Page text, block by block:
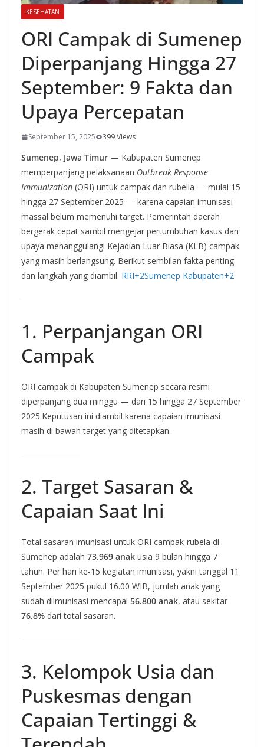
KESEHATAN
ORI Campak di Sumenep
Diperpanjang Hingga 27
September: 9 Fakta dan
Upaya Percepatan
September 15, 2025 399 Views
Sumenep, Jawa Timur — Kabupaten Sumenep
memperpanjang pelaksanaan Outbreak Response
Immunization (ORI) untuk campak dan rubella — mulai 15
hingga 27 September 2025 — karena capaian imunisasi
massal belum memenuhi target. Pemerintah daerah
bergerak cepat sambil mengejar pertumbuhan kasus dan
upaya menanggulangi Kejadian Luar Biasa (KLB) campak
yang masih berlangsung. Berikut sembilan fakta penting
dan langkah yang diambil. RRI+2Sumenep Kabupaten+2
1. Perpanjangan ORI
Campak
ORI campak di Kabupaten Sumenep secara resmi
diperpanjang dua minggu — dari 15 hingga 27 September
2025.Keputusan ini diambil karena capaian imunisasi
masih di bawah target yang ditetapkan.
2. Target Sasaran &
Capaian Saat Ini
Total sasaran imunisasi untuk ORI campak-rubela di
Sumenep adalah 73.969 anak usia 9 bulan hingga 7
tahun. Per hari ke-15 kegiatan imunisasi, yakni tanggal 11
September 2025 pukul 16.00 WIB, jumlah anak yang
sudah diimunisasi mencapai 56.800 anak, atau sekitar
76,8% dari total sasaran.
3. Kelompok Usia dan
Puskesmas dengan
Capaian Tertinggi &